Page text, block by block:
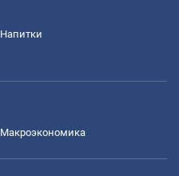
Напитки
Mакроэкономика